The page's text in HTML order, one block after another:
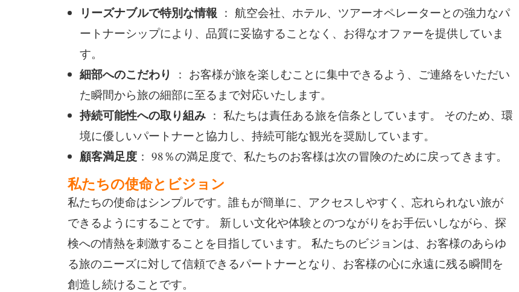
リーズナブルで特別な情報 ： 航空会社、ホテル、ツアーオペレーターとの強力なパ
ートナーシップにより、品質に妥協することなく、お得なオファーを提供していま
す。
細部へのこだわり
： お客様が旅を楽しむことに集中できるよう、ご連絡をいただい
た瞬間から旅の細部に至るまで対応いたします。
持続可能性への取り組み ： 私たちは責任ある旅を信条としています。 そのため、環
境に優しいパートナーと協力し、持続可能な観光を奨励しています。
顧客満足度 ： 98％の満足度で、私たちのお客様は次の冒険のために戻ってきます。
私たちの使命とビジョン
私たちの使命はシンプルです。誰もが簡単に、アクセスしやすく、忘れられない旅が
できるようにすることです。 新しい文化や体験とのつながりをお手伝いしながら、探
検への情熱を刺激することを目指しています。 私たちのビジョンは、お客様のあらゆ
る旅のニーズに対して信頼できるパートナーとなり、お客様の心に永遠に残る瞬間を
創造し続けることです。